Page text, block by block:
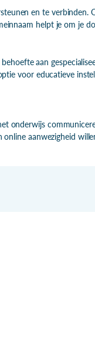
en te verbinden.
helpt je om je
aan
voor educatieve
onderwijs
aanwezigheid